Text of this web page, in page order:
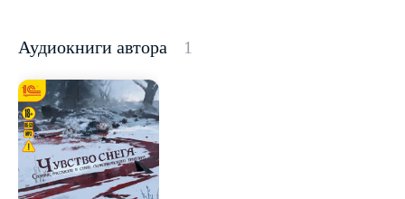
Аудиокниги автора 1